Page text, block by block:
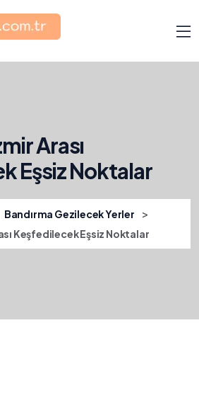
Arası
Eşsiz Noktalar
Bandırma Gezilecek Yerler >
Keşfedilecek Eşsiz Noktalar